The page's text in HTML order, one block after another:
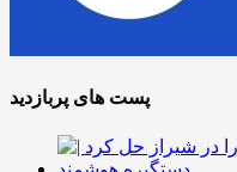
پست های پربازدید